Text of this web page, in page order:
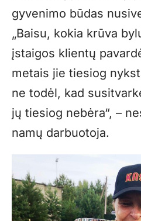
gyvenimo būdas
„Baisu, kokia krūva
įstaigos klientų
metais jie tiesiog
ne todėl, kad
jų tiesiog nebėra“, –
namų darbuotoja.